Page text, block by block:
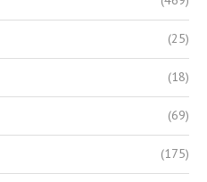
(25)
(18)
(69)
(175)